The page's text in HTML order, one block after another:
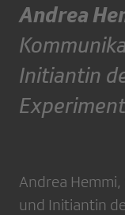
Andrea
Initiantin
Andrea
und Initiantin